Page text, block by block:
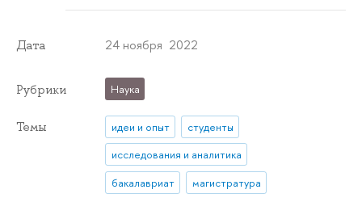
Дата 24 ноября 2022
Рубрики Наука
Темы идеи и опыт
студенты
исследования и аналитика
бакалавриат
магистратура